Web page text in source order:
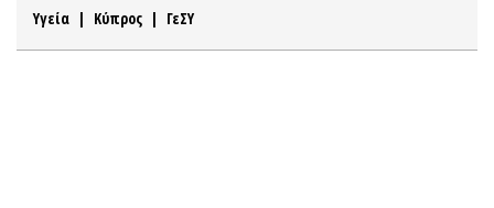
Υγεία | Κύπρος | ΓεΣΥ